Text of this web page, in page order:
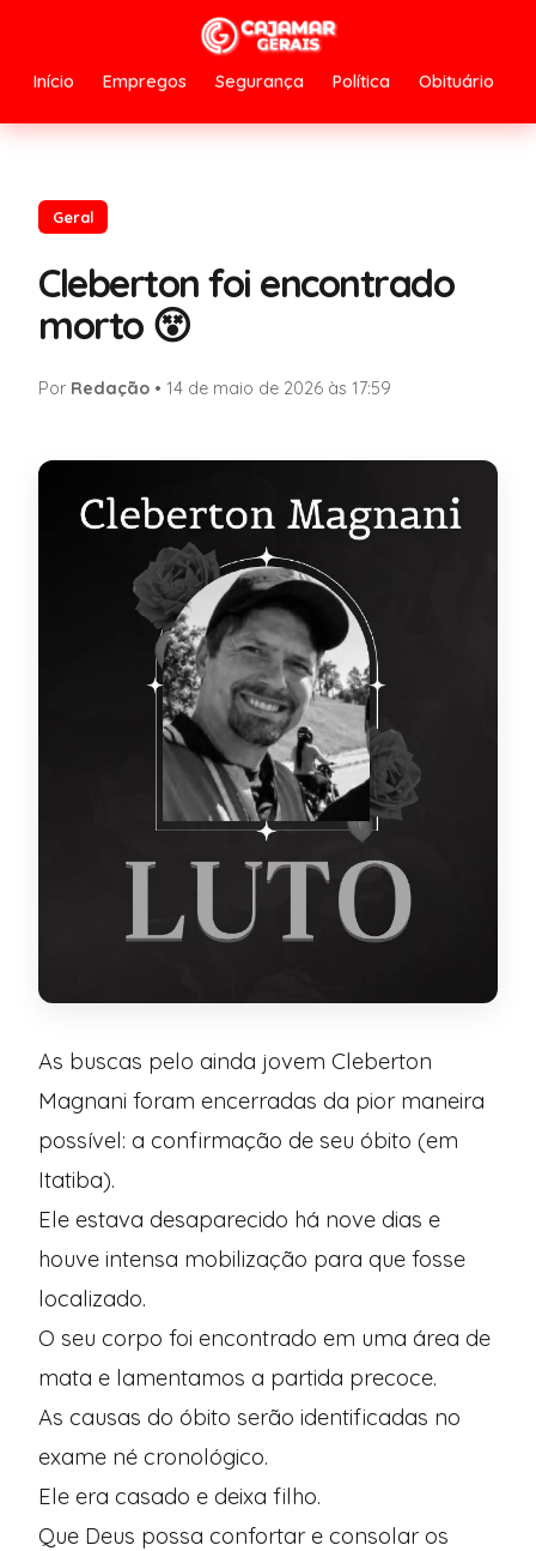
Início Empregos Segurança Política Obituário
Geral
Cleberton foi encontrado
morto 😵
Por Redação • 14 de maio de 2026 às 17:59
As buscas pelo ainda jovem Cleberton
Magnani foram encerradas da pior maneira
possível: a confirmação de seu óbito (em
Itatiba).
Ele estava desaparecido há nove dias e
houve intensa mobilização para que fosse
localizado.
O seu corpo foi encontrado em uma área de
mata e lamentamos a partida precoce.
As causas do óbito serão identificadas no
exame né cronológico.
Ele era casado e deixa filho.
Que Deus possa confortar e consolar os